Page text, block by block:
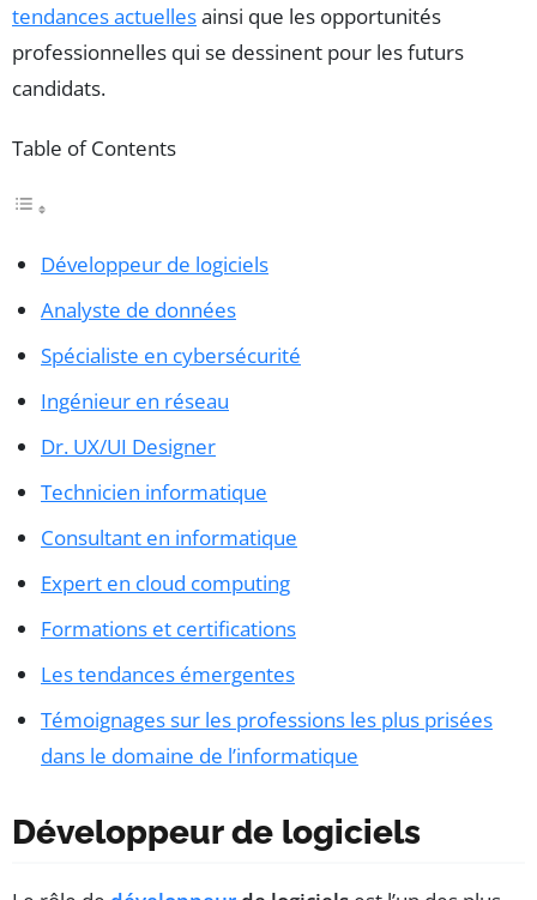
tendances actuellesainsi que les opportunités
professionnelles qui se dessinent pour les futurs
candidats.
Table of Contents
Développeur de logiciels
Analyste de données
Spécialiste en cybersécurité
Ingénieur en réseau
Dr. UX/UI Designer
Technicien informatique
Consultant en informatique
Expert en cloud computing
Formations et certifications
Les tendances émergentes
Témoignages sur les professions les plus prisées
dans le domaine de l’informatique
Développeur de logiciels